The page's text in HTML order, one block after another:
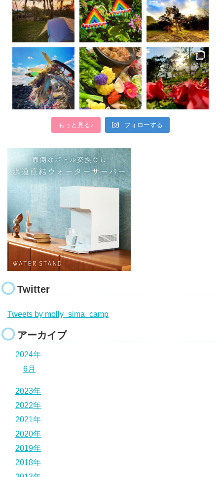
もっと見る♪ フォローする
Twitter
Tweets by molly_sima_camp
アーカイブ
2024年
6月
2023年
2022年
2021年
2020年
2019年
2018年